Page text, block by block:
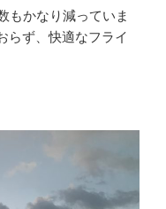
もかなり減っていま
らず、快適なフライ